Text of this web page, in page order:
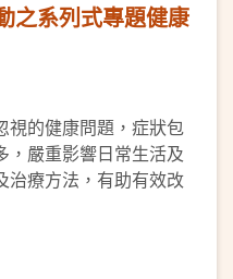
之系列式專題健康
視的健康問題，症狀包
，嚴重影響日常生活及
治療方法，有助有效改